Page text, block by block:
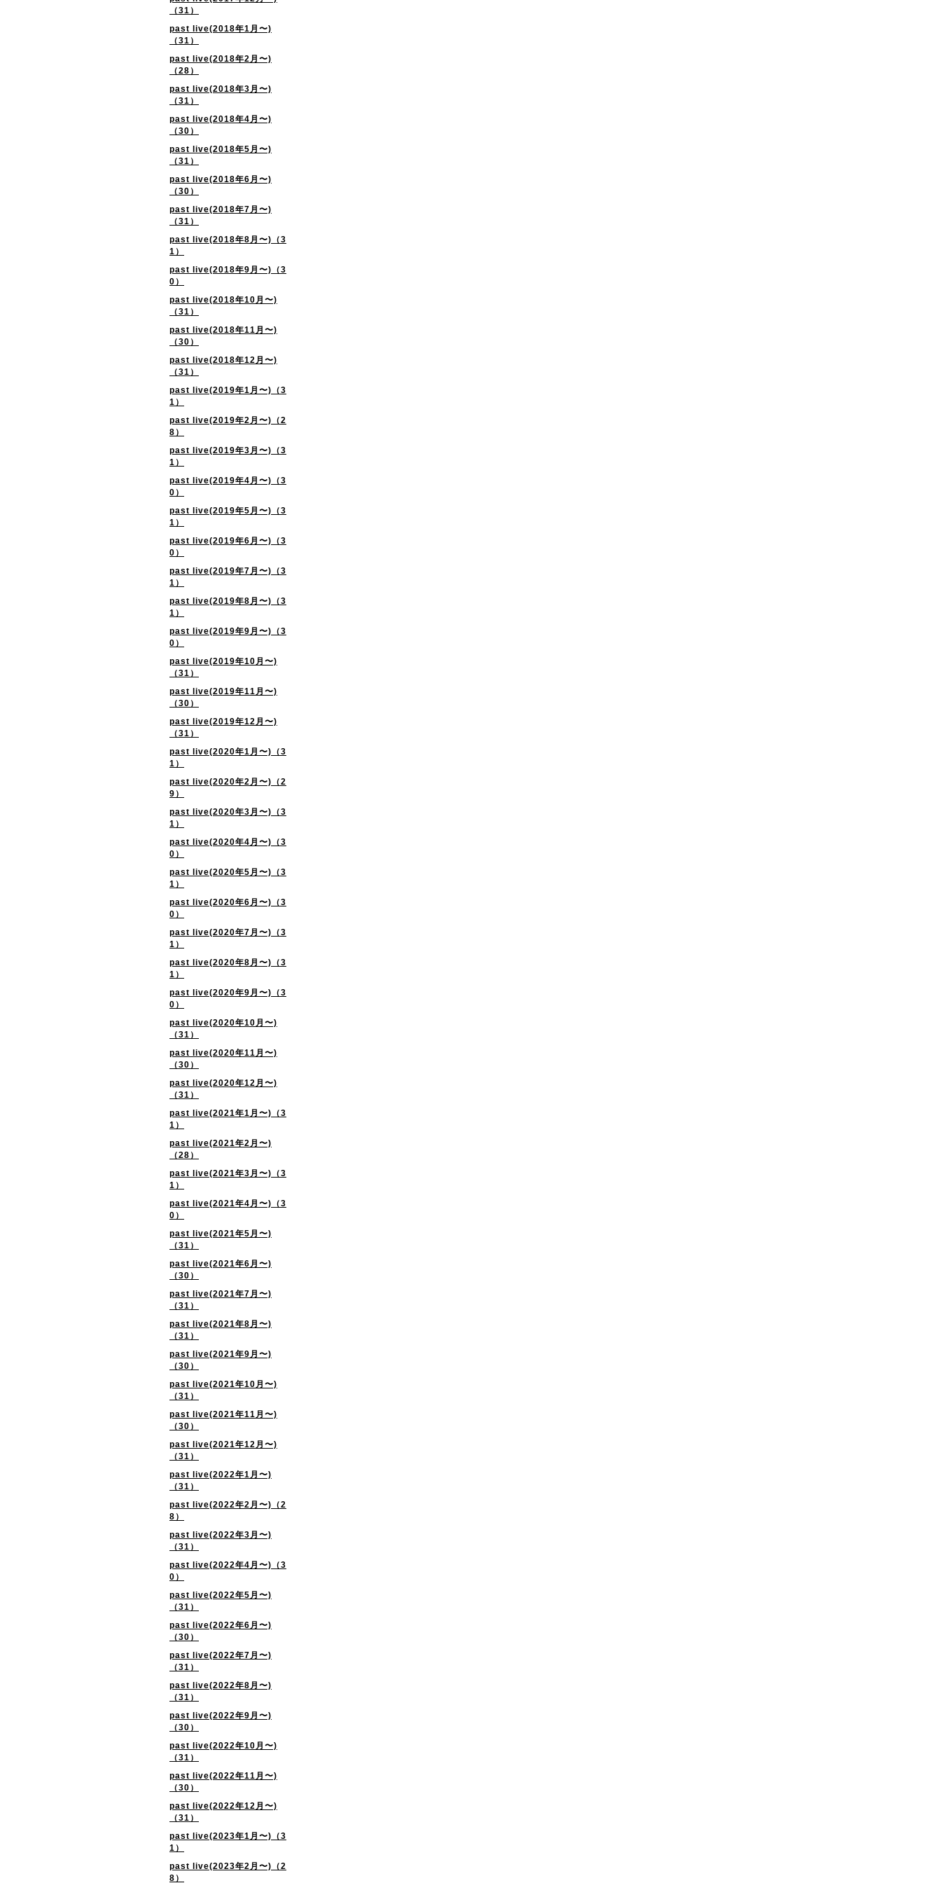
（31）
past live(2018年1月〜)
（31）
past live(2018年2月〜)
（28）
past live(2018年3月〜)
（31）
past live(2018年4月〜)
（30）
past live(2018年5月〜)
（31）
past live(2018年6月〜)
（30）
past live(2018年7月〜)
（31）
past live(2018年8月〜)（3
1）
past live(2018年9月〜)（3
0）
past live(2018年10月〜)
（31）
past live(2018年11月〜)
（30）
past live(2018年12月〜)
（31）
past live(2019年1月〜)（3
1）
past live(2019年2月〜)（2
8）
past live(2019年3月〜)（3
1）
past live(2019年4月〜)（3
0）
past live(2019年5月〜)（3
1）
past live(2019年6月〜)（3
0）
past live(2019年7月〜)（3
1）
past live(2019年8月〜)（3
1）
past live(2019年9月〜)（3
0）
past live(2019年10月〜)
（31）
past live(2019年11月〜)
（30）
past live(2019年12月〜)
（31）
past live(2020年1月〜)（3
1）
past live(2020年2月〜)（2
9）
past live(2020年3月〜)（3
1）
past live(2020年4月〜)（3
0）
past live(2020年5月〜)（3
1）
past live(2020年6月〜)（3
0）
past live(2020年7月〜)（3
1）
past live(2020年8月〜)（3
1）
past live(2020年9月〜)（3
0）
past live(2020年10月〜)
（31）
past live(2020年11月〜)
（30）
past live(2020年12月〜)
（31）
past live(2021年1月〜)（3
1）
past live(2021年2月〜)
（28）
past live(2021年3月〜)（3
1）
past live(2021年4月〜)（3
0）
past live(2021年5月〜)
（31）
past live(2021年6月〜)
（30）
past live(2021年7月〜)
（31）
past live(2021年8月〜)
（31）
past live(2021年9月〜)
（30）
past live(2021年10月〜)
（31）
past live(2021年11月〜)
（30）
past live(2021年12月〜)
（31）
past live(2022年1月〜)
（31）
past live(2022年2月〜)（2
8）
past live(2022年3月〜)
（31）
past live(2022年4月〜)（3
0）
past live(2022年5月〜)
（31）
past live(2022年6月〜)
（30）
past live(2022年7月〜)
（31）
past live(2022年8月〜)
（31）
past live(2022年9月〜)
（30）
past live(2022年10月〜)
（31）
past live(2022年11月〜)
（30）
past live(2022年12月〜)
（31）
past live(2023年1月〜)（3
1）
past live(2023年2月〜)（2
8）